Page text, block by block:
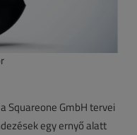
Squareone GmbH tervei
egy ernyő alatt